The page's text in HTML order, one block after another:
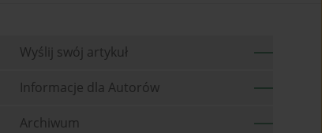
Wyślij swój artykuł
Informacje dla Autorów
Archiwum